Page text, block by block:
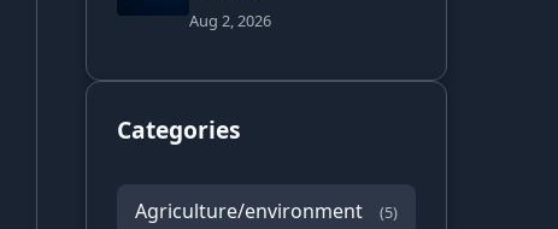
Aug 2, 2026
Categories
Agriculture/environment (5)